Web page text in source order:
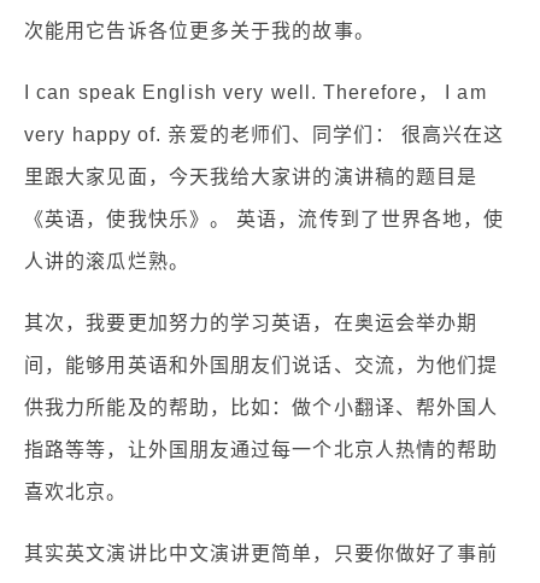
次能用它告诉各位更多关于我的故事。
I can speak English very well. Therefore， I am
very happy of. 亲爱的老师们、同学们： 很高兴在这
里跟大家见面，今天我给大家讲的演讲稿的题目是
《英语，使我快乐》。 英语，流传到了世界各地，使
人讲的滚瓜烂熟。
其次，我要更加努力的学习英语，在奥运会举办期
间，能够用英语和外国朋友们说话、交流，为他们提
供我力所能及的帮助，比如：做个小翻译、帮外国人
指路等等，让外国朋友通过每一个北京人热情的帮助
喜欢北京。
其实英文演讲比中文演讲更简单，只要你做好了事前